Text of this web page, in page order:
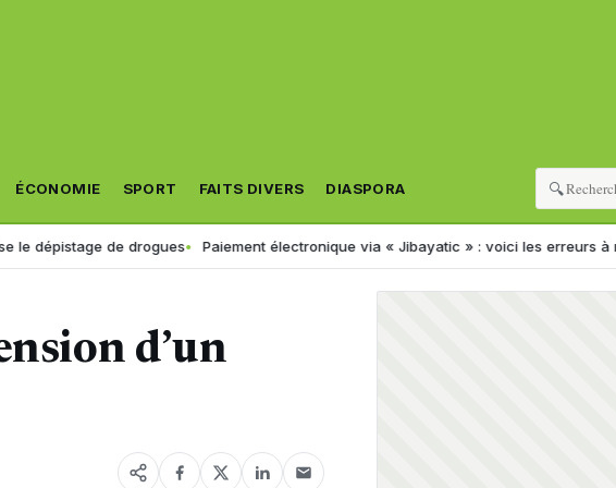
ÉCONOMIE SPORT FAITS DIVERS DIASPORA 🔍
de drogues Paiement électronique via « Jibayatic » : voici les erreurs à ne pas
d’un